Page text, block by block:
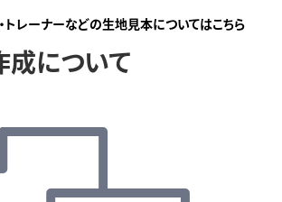
トレーナーなどの生地見本についてはこちら
成について